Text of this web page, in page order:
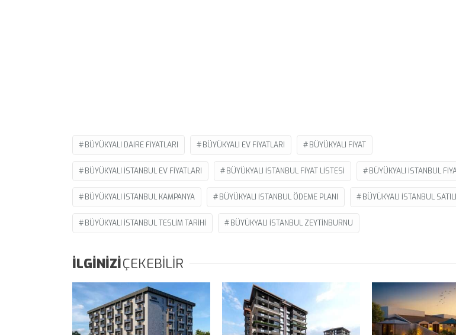
BÜYÜKYALI DAIRE FIYATLARI BÜYÜKYALI EV FIYATLARI BÜYÜKYALI FIYAT
BÜYÜKYALI ISTANBUL EV FIYATLARI BÜYÜKYALI ISTANBUL FIYAT LISTESI BÜYÜKYALI ISTANBUL
BÜYÜKYALI ISTANBUL KAMPANYA BÜYÜKYALI ISTANBUL ÖDEME PLANI BÜYÜKYALI ISTANBUL
BÜYÜKYALI ISTANBUL TESLIM TARIHI BÜYÜKYALI ISTANBUL ZEYTINBURNU
İLGİNİZİÇEKEBİLİR